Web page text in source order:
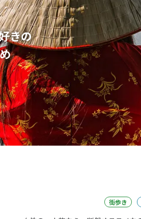
北マケドニア
きの
街歩き